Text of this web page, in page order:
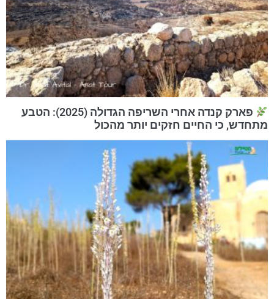
פארק קנדה אחרי השריפה הגדולה (2025): הטבע
מתחדש, כי החיים חזקים יותר מהכול